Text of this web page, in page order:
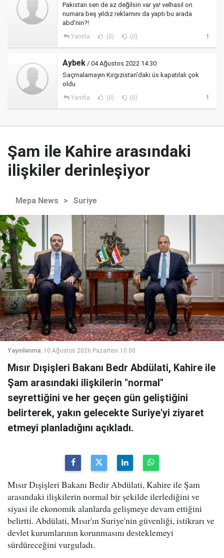
Pakistan sen de az değilsin var ya! velhasıl on
numara beş yıldız reklamını da yaptı bu arada
abd'nin?!
Yanıtla (0) (0)
Aybek / 04 Ağustos 2022 14:30
Saçmalamayın Kırgızistan'daki üs kapatılalı çok
oldu
Yanıtla (0) (0)
Şam ile Kahire arasındaki
ilişkiler derinleşiyor
Mepa News > Suriye
Yayınlanma: 10 Ağustos 2026 Pazartesi 10:00
Mısır Dışişleri Bakanı Bedr Abdülati, Kahire ile
Şam arasındaki ilişkilerin "normal"
seyrettiğini ve her geçen gün geliştiğini
belirterek, yakın gelecekte Suriye'yi ziyaret
etmeyi planladığını açıkladı.
Mısır Dışişleri Bakanı Bedir Abdülati, Kahire ile Şam
arasındaki ilişkilerin normal bir şekilde ilerlediğini ve
siyasi ile ekonomik alanlarda gelişmeye devam ettiğini
belirtti. Abdülati, Mısır'ın Suriye'nin güvenliği, istikrarı ve
devlet kurumlarının korunmasını desteklemeyi
sürdüreceğini vurguladı.